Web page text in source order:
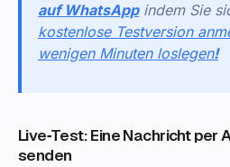
auf WhatsApp indem Sie
kostenlose Testversion
wenigen Minuten loslegen!
Live‑Test: Eine Nachricht per
senden